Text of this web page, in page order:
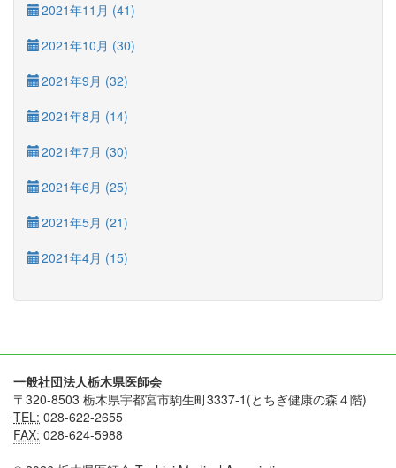
2021年11月 (41)
2021年10月 (30)
2021年9月 (32)
2021年8月 (14)
2021年7月 (30)
2021年6月 (25)
2021年5月 (21)
2021年4月 (15)
一般社団法人栃木県医師会
〒320-8503 栃木県宇都宮市駒生町3337-1(とちぎ健康の森４階)
TEL: 028-622-2655
FAX: 028-624-5988